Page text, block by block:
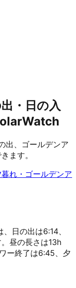
・日の入
出、ゴールデンア
ます。
れ・ゴールデンア
日の出は6:14、
昼の長さは13h
ー終了は6:45、夕